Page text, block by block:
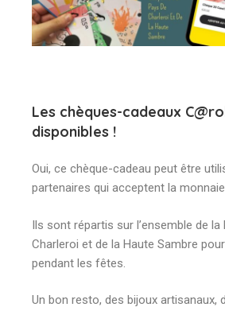
Les chèques-cadeaux
disponibles !
Oui, ce chèque-cadeau peut être
partenaires qui acceptent la
Ils sont répartis sur l’ensemble de la
Charleroi et de la Haute Sambre
pendant les fêtes.
Un bon resto, des bijoux artisanaux,